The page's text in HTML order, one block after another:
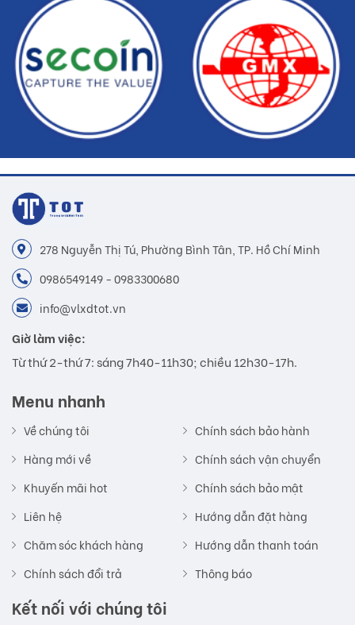
278 Nguyễn Thị Tú, Phường Bình Tân, TP. Hồ Chí Minh
0986549149 - 0983300680
info@vlxdtot.vn
Giờ làm việc:
Từ thứ 2-thứ 7: sáng 7h40-11h30; chiều 12h30-17h.
Menu nhanh
Về chúng tôi
Hàng mới về
Khuyến mãi hot
Liên hệ
Chăm sóc khách hàng
Chính sách đổi trả
Chính sách bảo hành
Chính sách vận chuyển
Chính sách bảo mật
Hướng dẫn đặt hàng
Hướng dẫn thanh toán
Thông báo
Kết nối với chúng tôi